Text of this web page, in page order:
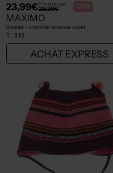
23,99€Prix boutique :
29,99€ -20%
MAXIMO
Bonnet - Imprimé fantaisie violet
T : 3 M
ACHAT EXPRESS